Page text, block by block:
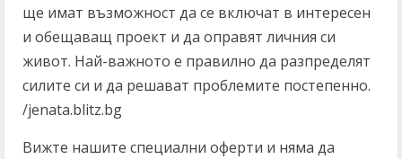
ще имат възможност да се включат в интересен
и обещаващ проект и да оправят личния си
живот. Най-важното е правилно да разпределят
силите си и да решават проблемите постепенно.
/jenata.blitz.bg
Вижте нашите специални оферти и няма да